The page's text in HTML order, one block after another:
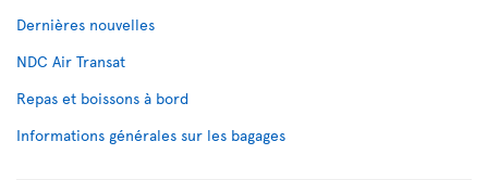
Dernières nouvelles
NDC Air Transat
Repas et boissons à bord
Informations générales sur les bagages